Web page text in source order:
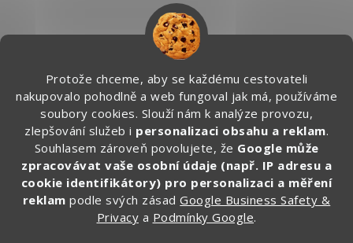
Protože chceme, aby se každému cestovateli
nakupovalo pohodlně a web fungoval jak má, používáme
soubory cookies. Slouží nám k analýze provozu,
zlepšování služeb i personalizaci obsahu a reklam.
Souhlasem zároveň povolujete, že Google může
zpracovávat vaše osobní údaje (např. IP adresu a
cookie identifikátory) pro personalizaci a měření
reklam podle svých zásadGoogle Business Safety &
Privacy a Podmínky Google.
info@zapakuj.cz
+420 734 266 587 (PO-PÁ, 9:00 – 17:00)
Zapakuj CZ/SK
zapakuj_czsk
@zapakuj_cz